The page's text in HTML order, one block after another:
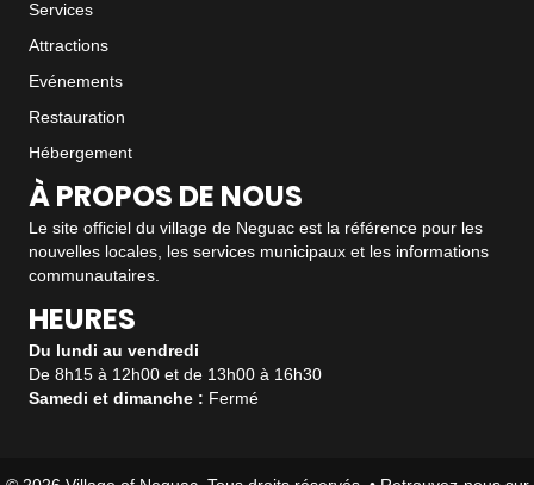
Services
Attractions
Evénements
Restauration
Hébergement
À PROPOS DE NOUS
Le site officiel du village de Neguac est la référence pour les
nouvelles locales, les services municipaux et les informations
communautaires.
HEURES
Du lundi au vendredi
De 8h15 à 12h00 et de 13h00 à 16h30
Samedi et dimanche : Fermé